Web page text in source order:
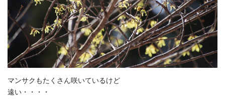
マンサクもたくさん咲いているけど
遠い・・・・